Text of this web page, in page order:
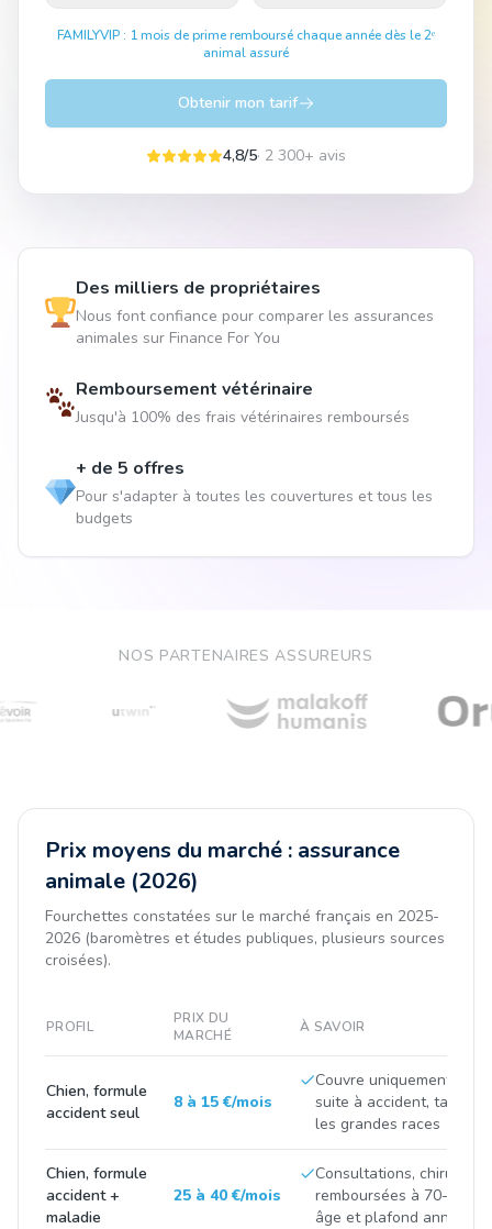
FAMILYVIP : 1 mois de prime remboursé chaque année dès le 2ᵉ
animal assuré
Obtenir mon tarif
4,8/5· 2 300+ avis
Des milliers de propriétaires
Nous font confiance pour comparer les assurances
animales sur Finance For You
Remboursement vétérinaire
Jusqu'à 100% des frais vétérinaires remboursés
+ de 5 offres
Pour s'adapter à toutes les couvertures et tous les
budgets
NOS PARTENAIRES ASSUREURS
Prix moyens du marché : assurance
animale (2026)
Fourchettes constatées sur le marché français en 2025-
2026 (baromètres et études publiques, plusieurs sources
croisées).
PROFIL
PRIX DU
MARCHÉ
À SAVOIR
Chien, formule
accident seul
8 à 15 €/mois
Couvre uniquement les
suite à accident, tarif
les grandes races
Chien, formule
accident +
maladie
25 à 40 €/mois
Consultations,
remboursées à 70-90
âge et plafond annuel